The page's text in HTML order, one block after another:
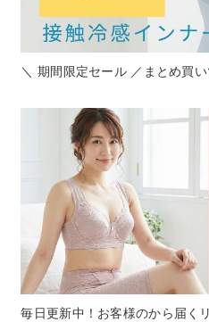
＼ 期間限定セール ／まとめ買い
毎日更新中！お客様のから届く